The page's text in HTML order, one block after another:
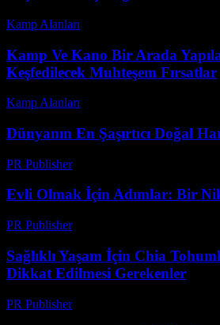
Kamp Alanları
Kamp Ve Kano Bir Arada
Keşfedilecek Muhteşem Fırsatlar
Kamp Alanları
Dünyanın En Şaşırtıcı Doğal
PR Publisher-
Evli Olmak İçin Adımlar: Bir
PR Publisher-
Sağlıklı Yaşam İçin Chia
Dikkat Edilmesi Gerekenler
PR Publisher-